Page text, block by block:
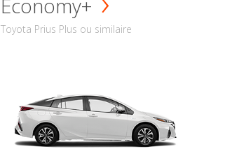
Economy+
Toyota Prius Plus ou similaire